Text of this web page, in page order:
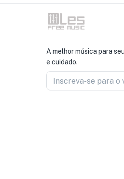
A melhor música para
e cuidado.